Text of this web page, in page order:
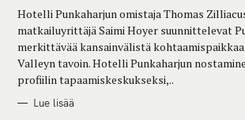
I
E
S
Hotelli Punkaharjun omistaja Thomas
matkailuyrittäjä Saimi Hoyer suunnittelevat
merkittävää kansainvälistä kohtaamispaikkaa
Valleyn tavoin. Hotelli Punkaharjun
profiilin tapaamiskeskukseksi,..
Lue lisää